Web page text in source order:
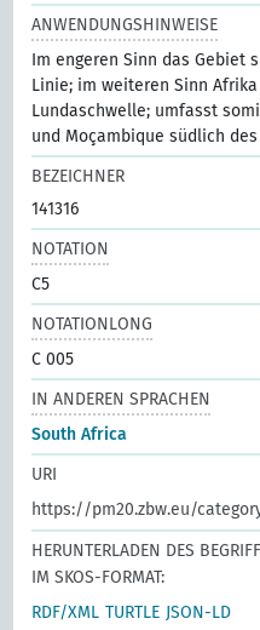
ANWENDUNGSHINWEISE
Im engeren Sinn das Gebiet
Linie; im weiteren Sinn
Lundaschwelle; umfasst
und Moçambique südlich
BEZEICHNER
141316
NOTATION
C5
NOTATIONLONG
C 005
IN ANDEREN SPRACHEN
South Africa
URI
https://pm20.zbw.eu/
HERUNTERLADEN DES
IM SKOS-FORMAT:
RDF/XML TURTLE JSON-LD